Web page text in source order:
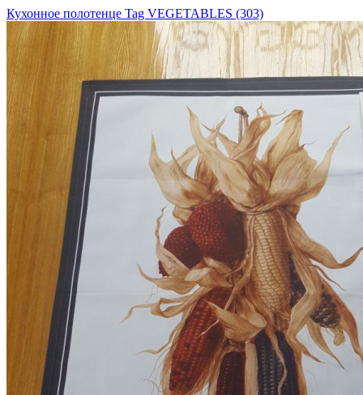
Кухонное полотенце Tag VEGETABLES (303)